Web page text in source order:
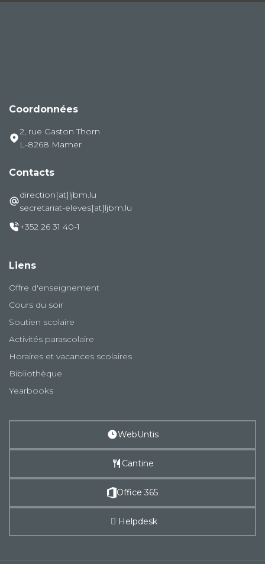
Coordonnées
2, rue Gaston Thorn
L-8268 Mamer
Contacts
direction[at]ljbm.lu
secretariat-eleves[at]ljbm.lu
+352 26 31 40-1
Liens
Offre d'enseignement
Cours du soir
Soutien scolaire
Activités parascolaire
Horaires et vacances scolaires
Bibliothèque
Yearbooks
WebUntis
Cantine
Office 365
Helpdesk